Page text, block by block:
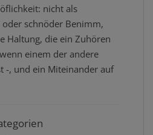
nicht als
schnöder Benimm,
Haltung, die ein Zuhören
einem der andere
-, und ein Miteinander auf